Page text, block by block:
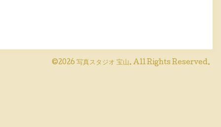
©2026 写真スタジオ 宝山 . All Rights Reserved.